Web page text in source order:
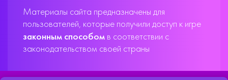
Материалы сайта предназначены для
пользователей, которые получили доступ к игре
законным способом в соответствии с
законодательством своей страны